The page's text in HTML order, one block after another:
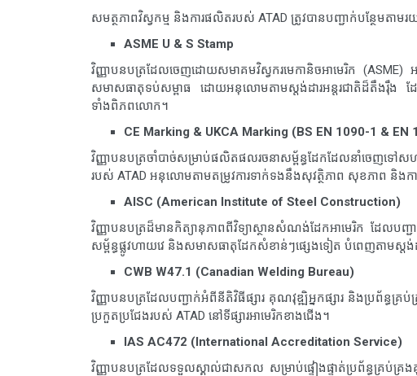
សមត្ថភាពវិស្វកម្ម និងការផលិតរបស់ ATAD ត្រូវបានបញ្ជាក់បន្ថែមតា
ASME U & S Stamp
វិញ្ញាបនបត្រដែលចេញដោយសមាគមវិស្វករមេកានិចអាមេរិក
សមាសធាតុទប់សម្ពាធ ដោយអនុលោមតាមស្តង់ដារអន្តរជាតិដ៏តឹងរ៉ឹង
ទាំងពិភពលោក។
CE Marking & UKCA Marking (BS EN 1090-1 & EN
វិញ្ញាបនបត្រចាំបាច់សម្រាប់ផលិតផលរចនាសម្ព័ន្ធដែកដែលនាំចេញទ
របស់ ATAD អនុលោមតាមតម្រូវការទាក់ទងនឹងសុវត្ថិភាព សុខភាព និងការ
AISC (American Institute of Steel Construction)
វិញ្ញាបនបត្រដ៏មានកិត្យានុភាពពីវិទ្យាស្ថានសំណង់ដែកអាមេរិក ដែលប
សម្ព័ន្ធផ្លូវហាយវេ និងសមាសធាតុដែកសំខាន់ៗផ្សេងទៀត បំពេញតាមស្
CWB W47.1 (Canadian Welding Bureau)
វិញ្ញាបនបត្រដែលបញ្ជាក់អំពីនីតិវិធីផ្សារ គុណវុឌ្ឍិអ្នកផ្សារ និងប្រព័ន្ធគ្
ប្រកួតប្រជែងរបស់ ATAD នៅទីផ្សារអាមេរិកខាងជើង។
IAS AC472 (International Accreditation Service)
វិញ្ញាបនបត្រដែលទទួលស្គាល់ជាសកល សម្រាប់ផ្ទៀងផ្ទាត់ប្រព័ន្ធគ្រ